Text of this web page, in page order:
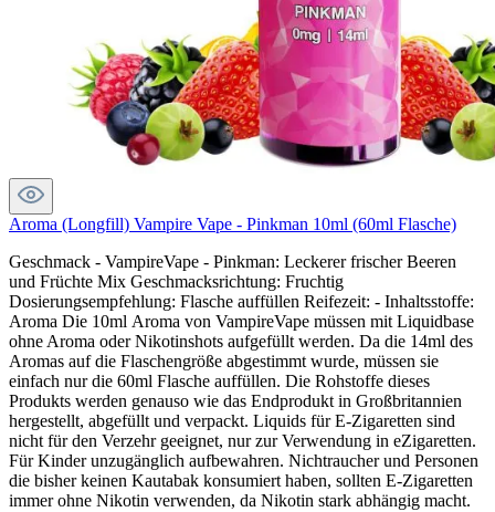
Aroma (Longfill) Vampire Vape - Pinkman 10ml (60ml Flasche)
Geschmack - VampireVape - Pinkman: Leckerer frischer Beeren
und Früchte Mix Geschmacksrichtung: Fruchtig
Dosierungsempfehlung: Flasche auffüllen Reifezeit: - Inhaltsstoffe:
Aroma Die 10ml Aroma von VampireVape müssen mit Liquidbase
ohne Aroma oder Nikotinshots aufgefüllt werden. Da die 14ml des
Aromas auf die Flaschengröße abgestimmt wurde, müssen sie
einfach nur die 60ml Flasche auffüllen. Die Rohstoffe dieses
Produkts werden genauso wie das Endprodukt in Großbritannien
hergestellt, abgefüllt und verpackt. Liquids für E-Zigaretten sind
nicht für den Verzehr geeignet, nur zur Verwendung in eZigaretten.
Für Kinder unzugänglich aufbewahren. Nichtraucher und Personen
die bisher keinen Kautabak konsumiert haben, sollten E-Zigaretten
immer ohne Nikotin verwenden, da Nikotin stark abhängig macht.